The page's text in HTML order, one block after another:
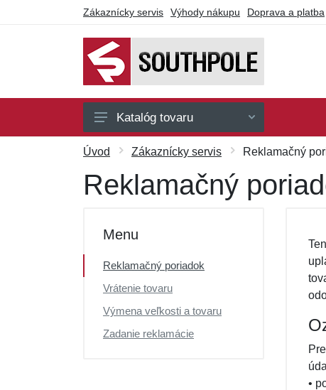
Zákaznícky servis Výhody nákupu Doprava a platba
Bundy
Mikiny
Katalóg tovaru
Úvod Zákaznícky servis Reklamačný
Reklamačný
Menu
Reklamačný poriadok
Vrátenie tovaru
Výmena veľkosti a tovaru
Zadanie reklamácie
•